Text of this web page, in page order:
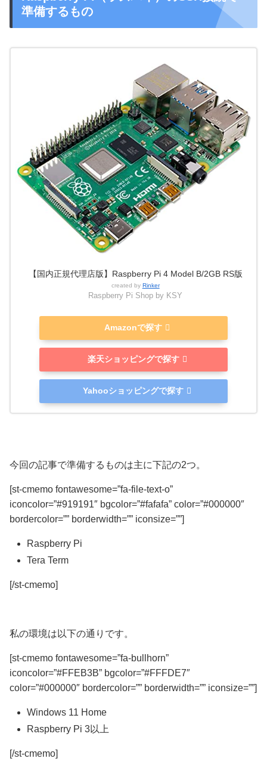
準備するもの
【国内正規代理店版】Raspberry Pi 4 Model B/2GB RS版
created by Rinker
Raspberry Pi Shop by KSY
Amazonで探す
楽天ショッピングで探す
Yahooショッピングで探す
今回の記事で準備するものは主に下記の2つ。
[st-cmemo fontawesome=”fa-file-text-o”
iconcolor=”#919191″ bgcolor=”#fafafa” color=”#000000″
bordercolor=”” borderwidth=”” iconsize=””]
Raspberry Pi
Tera Term
[/st-cmemo]
私の環境は以下の通りです。
[st-cmemo fontawesome=”fa-bullhorn”
iconcolor=”#FFEB3B” bgcolor=”#FFFDE7″
color=”#000000″ bordercolor=”” borderwidth=”” iconsize=””]
Windows 11 Home
Raspberry Pi 3以上
[/st-cmemo]